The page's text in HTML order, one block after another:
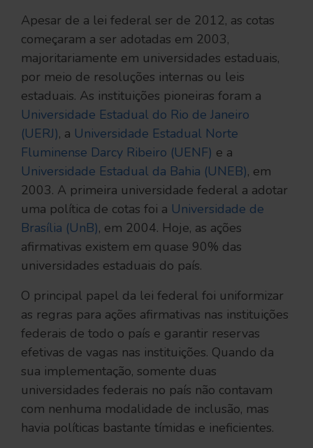
Apesar de a lei federal ser de 2012, as cotas
começaram a ser adotadas em 2003,
majoritariamente em universidades estaduais,
por meio de resoluções internas ou leis
estaduais. As instituições pioneiras foram a
Universidade Estadual do Rio de Janeiro
(UERJ), a Universidade Estadual Norte
Fluminense Darcy Ribeiro (UENF) e a
Universidade Estadual da Bahia (UNEB), em
2003. A primeira universidade federal a adotar
uma política de cotas foi a Universidade de
Brasília (UnB), em 2004. Hoje, as ações
afirmativas existem em quase 90% das
universidades estaduais do país.
O principal papel da lei federal foi uniformizar
as regras para ações afirmativas nas instituições
federais de todo o país e garantir reservas
efetivas de vagas nas instituições. Quando da
sua implementação, somente duas
universidades federais no país não contavam
com nenhuma modalidade de inclusão, mas
havia políticas bastante tímidas e ineficientes.